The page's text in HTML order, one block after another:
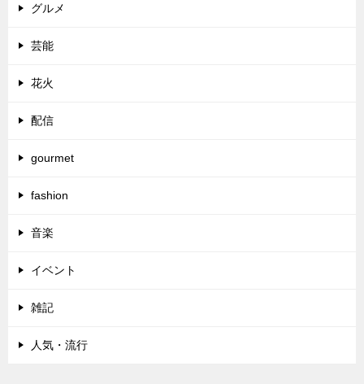
グルメ
芸能
花火
配信
gourmet
fashion
音楽
イベント
雑記
人気・流行